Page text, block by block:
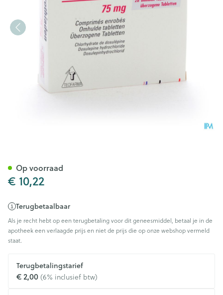
€ 10,22
Terugbetaalbaar
Als je recht hebt op een terugbetaling voor dit geneesmiddel, betaal je in de
apotheek een verlaagde prijs en niet de prijs die op onze webshop vermeld
staat.
Terugbetalingstarief
€ 2,00 (6% inclusief btw)
Op voorraad